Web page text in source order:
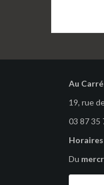
Au
19, rue
03 87 35
Horaires
Du